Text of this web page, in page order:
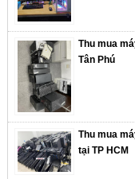
Thu mua
Tân Phú
Thu mua
tại TP HCM